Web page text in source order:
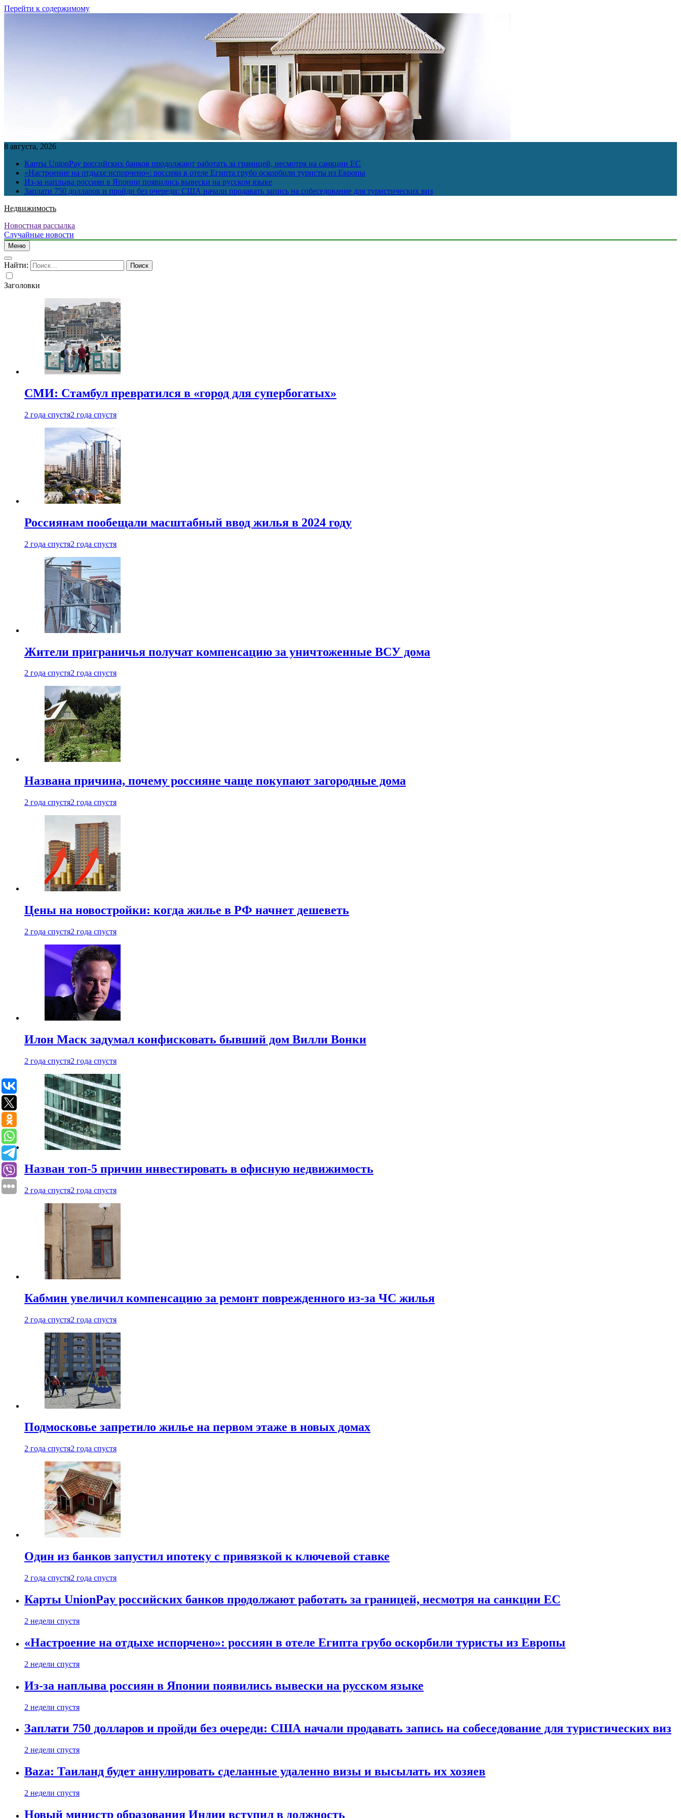
Перейти к содержимому
8 августа, 2026
Карты UnionPay российских банков продолжают работать за границей, несмотря на санкции ЕС
«Настроение на отдыхе испорчено»: россиян в отеле Египта грубо оскорбили туристы из Европы
Из-за наплыва россиян в Японии появились вывески на русском языке
Заплати 750 долларов и пройди без очереди: США начали продавать запись на собеседование для туристических виз
Недвижимость
Новостная рассылка
Случайные новости
Меню
Найти:
Заголовки
СМИ: Стамбул превратился в «город для супербогатых»
2 года спустя2 года спустя
Россиянам пообещали масштабный ввод жилья в 2024 году
2 года спустя2 года спустя
Жители приграничья получат компенсацию за уничтоженные ВСУ дома
2 года спустя2 года спустя
Названа причина, почему россияне чаще покупают загородные дома
2 года спустя2 года спустя
Цены на новостройки: когда жилье в РФ начнет дешеветь
2 года спустя2 года спустя
Илон Маск задумал конфисковать бывший дом Вилли Вонки
2 года спустя2 года спустя
Назван топ-5 причин инвестировать в офисную недвижимость
2 года спустя2 года спустя
Кабмин увеличил компенсацию за ремонт поврежденного из-за ЧС жилья
2 года спустя2 года спустя
Подмосковье запретило жилье на первом этаже в новых домах
2 года спустя2 года спустя
Один из банков запустил ипотеку с привязкой к ключевой ставке
2 года спустя2 года спустя
Карты UnionPay российских банков продолжают работать за границей, несмотря на санкции ЕС
2 недели спустя
«Настроение на отдыхе испорчено»: россиян в отеле Египта грубо оскорбили туристы из Европы
2 недели спустя
Из-за наплыва россиян в Японии появились вывески на русском языке
2 недели спустя
Заплати 750 долларов и пройди без очереди: США начали продавать запись на собеседование для туристических виз
2 недели спустя
Baza: Таиланд будет аннулировать сделанные удаленно визы и высылать их хозяев
2 недели спустя
Новый министр образования Индии вступил в должность